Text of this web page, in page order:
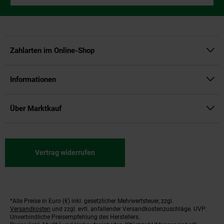
Zahlarten im Online-Shop
Informationen
Über Marktkauf
Vertrag widerrufen
Fußnoten
*Alle Preise in Euro (€) inkl. gesetzlicher Mehrwertsteuer, zzgl.
Versandkosten und zzgl. evtl. anfallender Versandkostenzuschläge. UVP:
Unverbindliche Preisempfehlung des Herstellers.